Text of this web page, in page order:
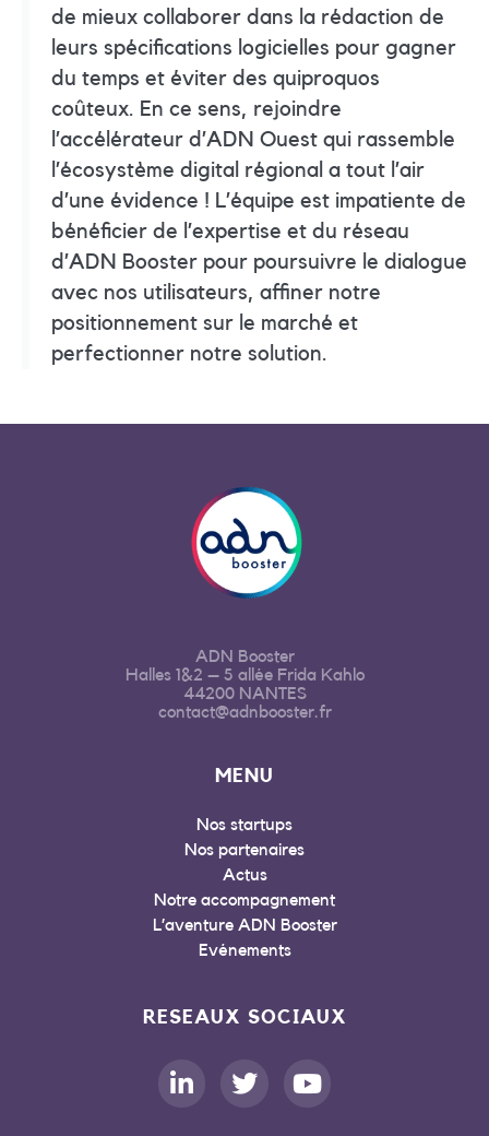
de mieux collaborer dans la rédaction de
leurs spécifications logicielles pour gagner
du temps et éviter des quiproquos
coûteux. En ce sens, rejoindre
l’accélérateur d’ADN Ouest qui rassemble
l’écosystème digital régional a tout l’air
d’une évidence ! L’équipe est impatiente de
bénéficier de l’expertise et du réseau
d’ADN Booster pour poursuivre le dialogue
avec nos utilisateurs, affiner notre
positionnement sur le marché et
perfectionner notre solution.
ADN Booster
Halles 1&2 – 5 allée Frida Kahlo
44200 NANTES
contact@adnbooster.fr
MENU
Nos startups
Nos partenaires
Actus
Notre accompagnement
L’aventure ADN Booster
Evénements
RESEAUX SOCIAUX